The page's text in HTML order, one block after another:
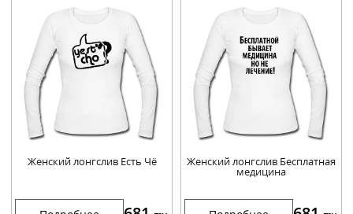
Женский лонгслив Есть Чё Женский лонгслив Бесплатная
медицина